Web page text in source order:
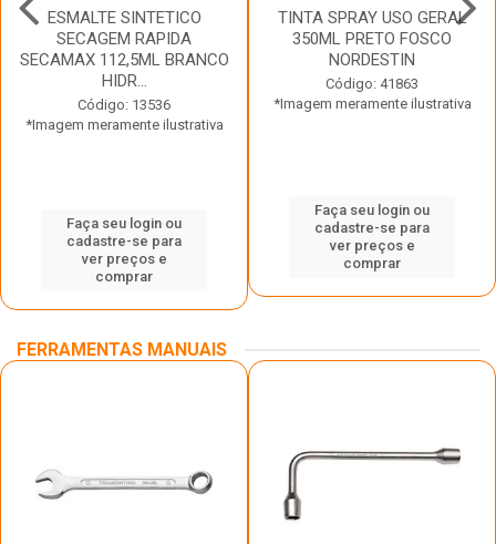
ESMALTE SINTETICO
SECAGEM RAPIDA
SECAMAX 112,5ML BRANCO
HIDR...
Código: 13536
*Imagem meramente ilustrativa
Faça seu login ou
cadastre-se para
ver preços e
comprar
TINTA SPRAY USO GERAL
350ML PRETO FOSCO
NORDESTIN
Código: 41863
*Imagem meramente ilustrativa
Faça seu login ou
cadastre-se para
ver preços e
comprar
FERRAMENTAS MANUAIS